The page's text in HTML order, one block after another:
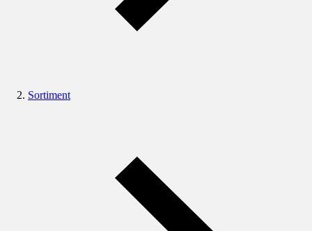
Sortiment